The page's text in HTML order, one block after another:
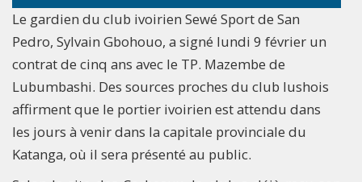
Le gardien du club ivoirien Sewé Sport de San
Pedro, Sylvain Gbohouo, a signé lundi 9 février un
contrat de cinq ans avec le TP. Mazembe de
Lubumbashi. Des sources proches du club lushois
affirment que le portier ivoirien est attendu dans
les jours à venir dans la capitale provinciale du
Katanga, où il sera présenté au public.